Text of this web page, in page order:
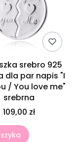
srebro 925
dla par napis "I
/ You love me"
srebrna
109,00 zł